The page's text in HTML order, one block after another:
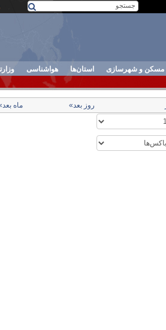
مسکن و شهرسازی استان‌ها هواشناسی
روز بعد» ماه